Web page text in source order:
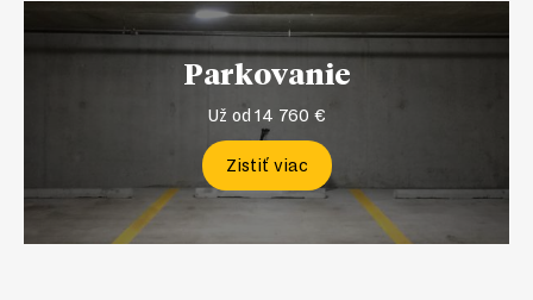
Parkovanie
Už od 14 760 €
Zistiť viac